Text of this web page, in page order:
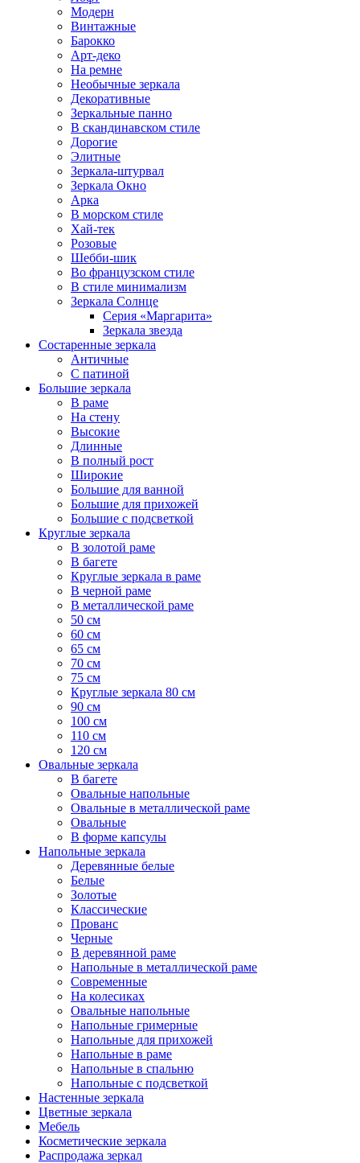
Модерн
Винтажные
Барокко
Арт-деко
На ремне
Необычные зеркала
Декоративные
Зеркальные панно
В скандинавском стиле
Дорогие
Элитные
Зеркала-штурвал
Зеркала Окно
Арка
В морском стиле
Хай-тек
Розовые
Шебби-шик
Во французском стиле
В стиле минимализм
Зеркала Солнце
Серия «Маргарита»
Зеркала звезда
Состаренные зеркала
Античные
С патиной
Большие зеркала
В раме
На стену
Высокие
Длинные
В полный рост
Широкие
Большие для ванной
Большие для прихожей
Большие с подсветкой
Круглые зеркала
В золотой раме
В багете
Круглые зеркала в раме
В черной раме
В металлической раме
50 см
60 см
65 см
70 см
75 см
Круглые зеркала 80 см
90 см
100 см
110 см
120 см
Овальные зеркала
В багете
Овальные напольные
Овальные в металлической раме
Овальные
В форме капсулы
Напольные зеркала
Деревянные белые
Белые
Золотые
Классические
Прованс
Черные
В деревянной раме
Напольные в металлической раме
Современные
На колесиках
Овальные напольные
Напольные гримерные
Напольные для прихожей
Напольные в раме
Напольные в спальню
Напольные с подсветкой
Настенные зеркала
Цветные зеркала
Мебель
Косметические зеркала
Распродажа зеркал